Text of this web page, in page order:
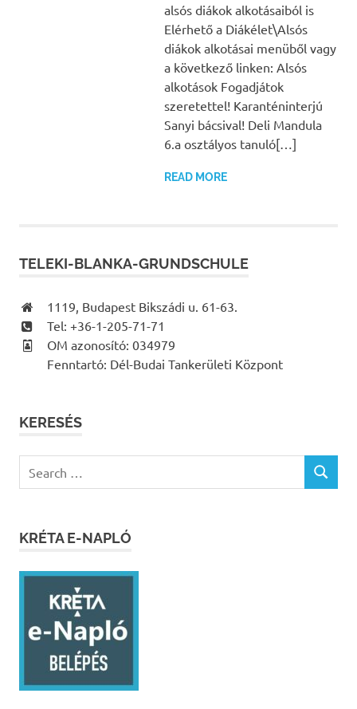
alsós diákok alkotásaiból is
Elérhető a Diákélet\Alsós
diákok alkotásai menüből vagy
a következő linken: Alsós
alkotások Fogadjátok
szeretettel! Karanténinterjú
Sanyi bácsival! Deli Mandula
6.a osztályos tanuló[…]
READ MORE
TELEKI-BLANKA-GRUNDSCHULE
1119, Budapest Bikszádi u. 61-63.
Tel: +36-1-205-71-71
OM azonosító: 034979
Fenntartó: Dél-Budai Tankerületi Központ
KERESÉS
for:
SEARCH
KRÉTA E-NAPLÓ